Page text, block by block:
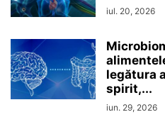
iul. 20, 2026
legătura
spirit,...
iun. 29, 2026